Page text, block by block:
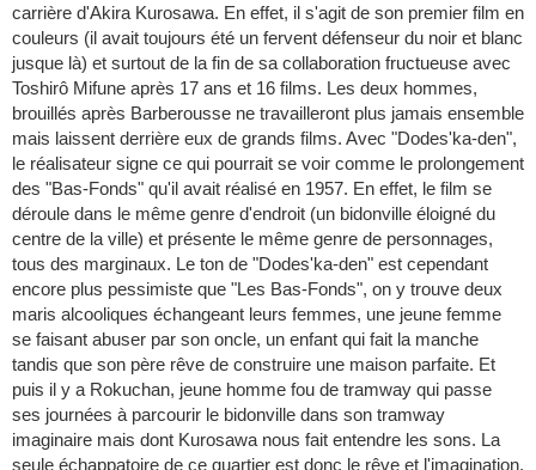
carrière d'Akira Kurosawa. En effet, il s'agit de son premier film en
couleurs (il avait toujours été un fervent défenseur du noir et blanc
jusque là) et surtout de la fin de sa collaboration fructueuse avec
Toshirô Mifune après 17 ans et 16 films. Les deux hommes,
brouillés après Barberousse ne travailleront plus jamais ensemble
mais laissent derrière eux de grands films. Avec "Dodes'ka-den",
le réalisateur signe ce qui pourrait se voir comme le prolongement
des "Bas-Fonds" qu'il avait réalisé en 1957. En effet, le film se
déroule dans le même genre d'endroit (un bidonville éloigné du
centre de la ville) et présente le même genre de personnages,
tous des marginaux. Le ton de "Dodes'ka-den" est cependant
encore plus pessimiste que "Les Bas-Fonds", on y trouve deux
maris alcooliques échangeant leurs femmes, une jeune femme
se faisant abuser par son oncle, un enfant qui fait la manche
tandis que son père rêve de construire une maison parfaite. Et
puis il y a Rokuchan, jeune homme fou de tramway qui passe
ses journées à parcourir le bidonville dans son tramway
imaginaire mais dont Kurosawa nous fait entendre les sons. La
seule échappatoire de ce quartier est donc le rêve et l'imagination.